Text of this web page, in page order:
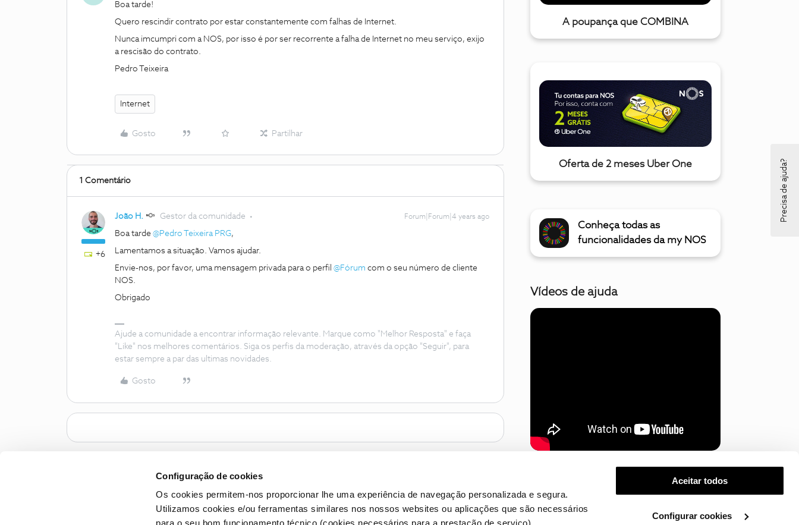
Configuração de cookies
Os cookies permitem-nos proporcionar lhe uma experiência de navegação personalizada e segura.
Utilizamos cookies e/ou ferramentas similares nos nossos websites ou aplicações que são necessários
Aceitar todos
Configurar cookies
Boa tarde!
Quero rescindir contrato por estar constantemente com falhas de Internet.
Nunca imcumpri com a NOS, por isso é por ser recorrente a falha de Internet no meu serviço, exijo
a rescisão do contrato.
Pedro Teixeira
Internet
Gosto Partilhar
1 Comentário
+6
João H. Gestor da comunidade Forum|Forum|4 years ago
Boa tarde @Pedro Teixeira PRG,
Lamentamos a situação. Vamos ajudar.
Envie-nos, por favor, uma mensagem privada para o perfil @Fórum com o seu número de cliente
NOS.
Obrigado
Ajude a comunidade a encontrar informação relevante. Marque como "Melhor Resposta" e faça
"Like" nos melhores comentários. Siga os perfis da moderação, através da opção "Seguir", para
estar sempre a par das ultimas novidades.
Gosto
A poupança que COMBINA
Oferta de 2 meses Uber One
Conheça todas as
funcionalidades da my NOS
Vídeos de ajuda
Precisa de ajuda?